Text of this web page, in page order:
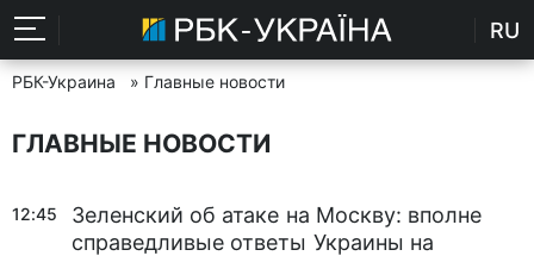
RU
РБК-Украина » Главные новости
ГЛАВНЫЕ НОВОСТИ
12:45
Зеленский об атаке на Москву: вполне
справедливые ответы Украины на